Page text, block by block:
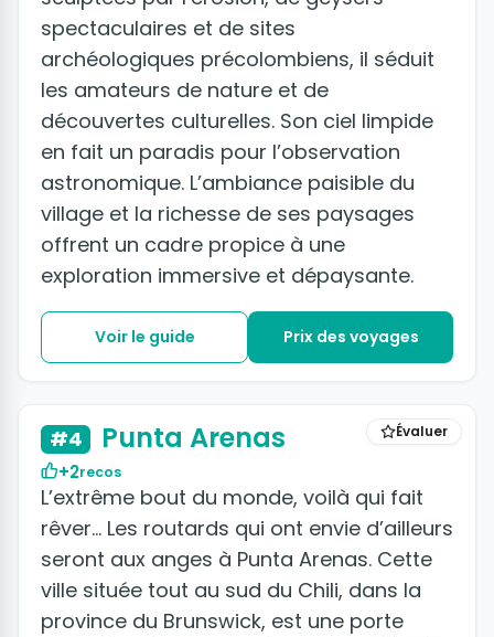
spectaculaires et de sites
archéologiques précolombiens, il séduit
les amateurs de nature et de
découvertes culturelles. Son ciel limpide
en fait un paradis pour l’observation
astronomique. L’ambiance paisible du
village et la richesse de ses paysages
offrent un cadre propice à une
exploration immersive et dépaysante.
Voir le guide Prix des voyages
Évaluer
#4 Punta Arenas
+2recos
L’extrême bout du monde, voilà qui fait
rêver… Les routards qui ont envie d’ailleurs
seront aux anges à Punta Arenas. Cette
ville située tout au sud du Chili, dans la
province du Brunswick, est une porte